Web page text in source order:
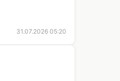
31.07.2026 05:20